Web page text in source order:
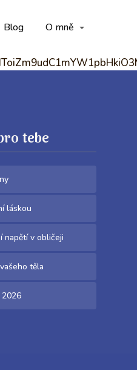
Blog O mně
tebe
láskou
napětí v obličeji
těla